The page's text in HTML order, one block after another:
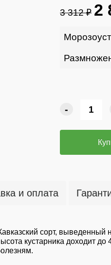
3 312 ₽ 2
-
и оплата
сорт,
кустарника доходит